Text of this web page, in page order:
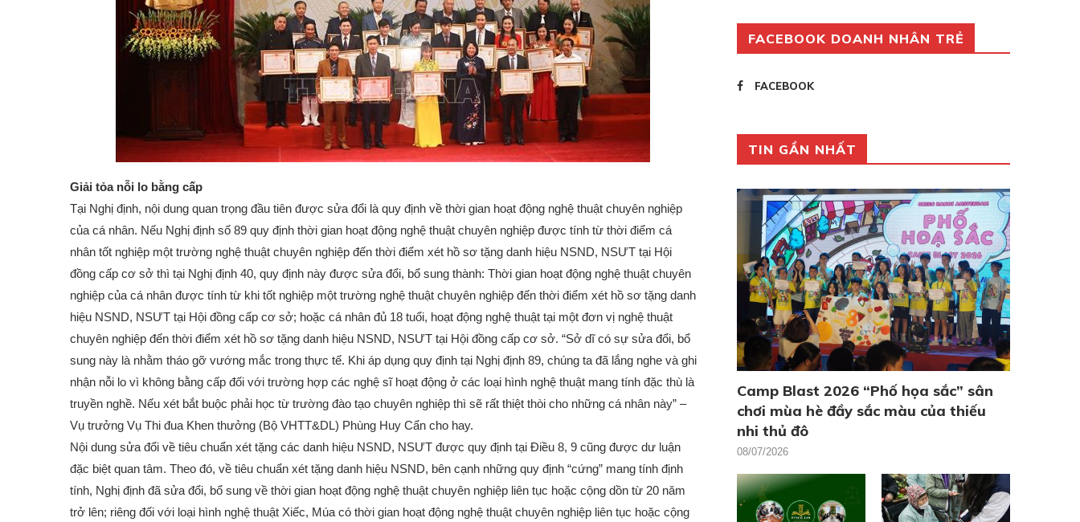
Giải tỏa nỗi lo bằng cấp
Tại Nghị định, nội dung quan trọng đầu tiên được sửa đổi là quy định về thời gian hoạt động nghệ thuật chuyên nghiệp
của cá nhân. Nếu Nghị định số 89 quy định thời gian hoạt động nghệ thuật chuyên nghiệp được tính từ thời điểm cá
nhân tốt nghiệp một trường nghệ thuật chuyên nghiệp đến thời điểm xét hồ sơ tặng danh hiệu NSND, NSƯT tại Hội
đồng cấp cơ sở thì tại Nghị định 40, quy định này được sửa đổi, bổ sung thành: Thời gian hoạt động nghệ thuật chuyên
nghiệp của cá nhân được tính từ khi tốt nghiệp một trường nghệ thuật chuyên nghiệp đến thời điểm xét hồ sơ tặng danh
hiệu NSND, NSƯT tại Hội đồng cấp cơ sở; hoặc cá nhân đủ 18 tuổi, hoạt động nghệ thuật tại một đơn vị nghệ thuật
chuyên nghiệp đến thời điểm xét hồ sơ tặng danh hiệu NSND, NSƯT tại Hội đồng cấp cơ sở. “Sở dĩ có sự sửa đổi, bổ
sung này là nhằm tháo gỡ vướng mắc trong thực tế. Khi áp dụng quy định tại Nghị định 89, chúng ta đã lắng nghe và ghi
nhận nỗi lo vì không bằng cấp đối với trường hợp các nghệ sĩ hoạt động ở các loại hình nghệ thuật mang tính đặc thù là
truyền nghề. Nếu xét bắt buộc phải học từ trường đào tạo chuyên nghiệp thì sẽ rất thiệt thòi cho những cá nhân này” –
Vụ trưởng Vụ Thi đua Khen thưởng (Bộ VHTT&DL) Phùng Huy Cẩn cho hay.
Nội dung sửa đổi về tiêu chuẩn xét tặng các danh hiệu NSND, NSƯT được quy định tại Điều 8, 9 cũng được dư luận
đặc biệt quan tâm. Theo đó, về tiêu chuẩn xét tặng danh hiệu NSND, bên cạnh những quy định “cứng” mang tính định
tính, Nghị định đã sửa đổi, bổ sung về thời gian hoạt động nghệ thuật chuyên nghiệp liên tục hoặc cộng dồn từ 20 năm
trở lên; riêng đối với loại hình nghệ thuật Xiếc, Múa có thời gian hoạt động nghệ thuật chuyên nghiệp liên tục hoặc cộng
FACEBOOK DOANH NHÂN TRẺ
FACEBOOK
TIN GẦN NHẤT
Camp Blast 2026 “Phố họa sắc” sân
chơi mùa hè đầy sắc màu của thiếu
nhi thủ đô
08/07/2026